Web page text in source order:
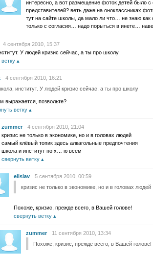
интересно, а вот размещение фоток детей было с
представителей? веть даже на оноклассниках
тут на сайте школы, да мало ли что… не знаю как
только с согласия… надо порыться в инете…
4 сентября 2010, 15:37
У людей кризис сейчас, а ты про школу
4 сентября 2010, 16:21
институт. У людей кризис сейчас, а ты про школу
выражается, позвольте?
ветку
zummer
4 сентября 2010, 21:04
кризис не только в экономике, но и в головах людей
самый клёвый топик здесь алкагольные предпочтения
школа и институт по х… ю всем
свернуть ветку
elislav
5 сентября 2010, 00:59
кризис не только в экономике, но и в головах людей
Похоже, кризис, прежде всего, в Вашей голове!
свернуть ветку
zummer
11 сентября 2010, 13:34
Похоже, кризис, прежде всего, в Вашей голове!